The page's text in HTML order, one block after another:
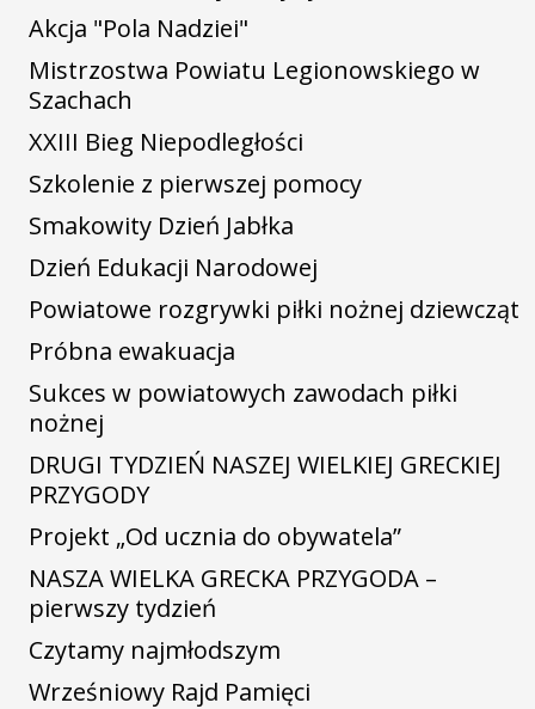
Akcja "Pola Nadziei"
Mistrzostwa Powiatu Legionowskiego w
Szachach
XXIII Bieg Niepodległości
Szkolenie z pierwszej pomocy
Smakowity Dzień Jabłka
Dzień Edukacji Narodowej
Powiatowe rozgrywki piłki nożnej dziewcząt
Próbna ewakuacja
Sukces w powiatowych zawodach piłki
nożnej
DRUGI TYDZIEŃ NASZEJ WIELKIEJ GRECKIEJ
PRZYGODY
Projekt „Od ucznia do obywatela”
NASZA WIELKA GRECKA PRZYGODA –
pierwszy tydzień
Czytamy najmłodszym
Wrześniowy Rajd Pamięci